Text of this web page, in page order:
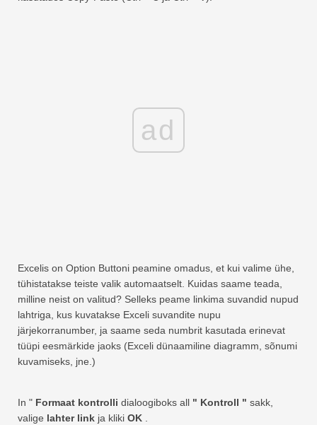
ad
Excelis on Option Buttoni peamine omadus, et kui valime ühe,
tühistatakse teiste valik automaatselt. Kuidas saame teada,
milline neist on valitud? Selleks peame linkima suvandid nupud
lahtriga, kus kuvatakse Exceli suvandite nupu
järjekorranumber, ja saame seda numbrit kasutada erinevat
tüüpi eesmärkide jaoks (Exceli dünaamiline diagramm, sõnumi
kuvamiseks, jne.)
In " Formaat kontrolli dialoogiboks all " Kontroll " sakk,
valige lahter link ja kliki OK .